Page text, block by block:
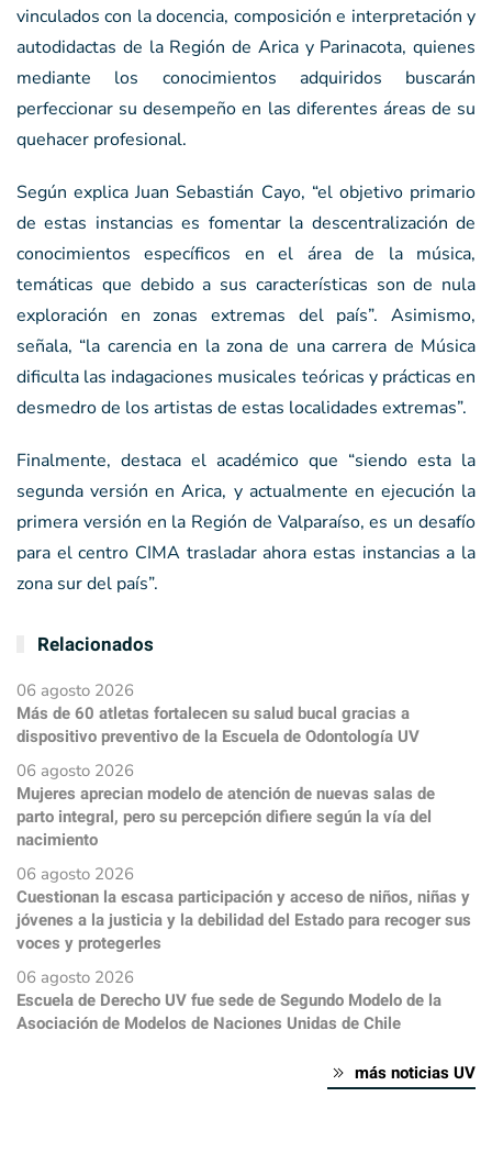
vinculados con la docencia, composición e interpretación y
autodidactas de la Región de Arica y Parinacota, quienes
mediante los conocimientos adquiridos buscarán
perfeccionar su desempeño en las diferentes áreas de su
quehacer profesional.
Según explica Juan Sebastián Cayo, “el objetivo primario
de estas instancias es fomentar la descentralización de
conocimientos específicos en el área de la música,
temáticas que debido a sus características son de nula
exploración en zonas extremas del país”. Asimismo,
señala, “la carencia en la zona de una carrera de Música
dificulta las indagaciones musicales teóricas y prácticas en
desmedro de los artistas de estas localidades extremas”.
Finalmente, destaca el académico que “siendo esta la
segunda versión en Arica, y actualmente en ejecución la
primera versión en la Región de Valparaíso, es un desafío
para el centro CIMA trasladar ahora estas instancias a la
zona sur del país”.
Relacionados
06 agosto 2026
Más de 60 atletas fortalecen su salud bucal gracias a
dispositivo preventivo de la Escuela de Odontología UV
06 agosto 2026
Mujeres aprecian modelo de atención de nuevas salas de
parto integral, pero su percepción difiere según la vía del
nacimiento
06 agosto 2026
Cuestionan la escasa participación y acceso de niños, niñas y
jóvenes a la justicia y la debilidad del Estado para recoger sus
voces y protegerles
06 agosto 2026
Escuela de Derecho UV fue sede de Segundo Modelo de la
Asociación de Modelos de Naciones Unidas de Chile
más noticias UV